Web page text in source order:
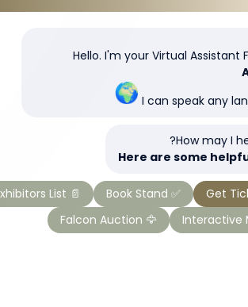
Hello. I'm your Virtual Assistant
I can speak any
How may I
Here are some
✅ Book Stand
📄 Exhibitors List
🦅 Falcon Auction